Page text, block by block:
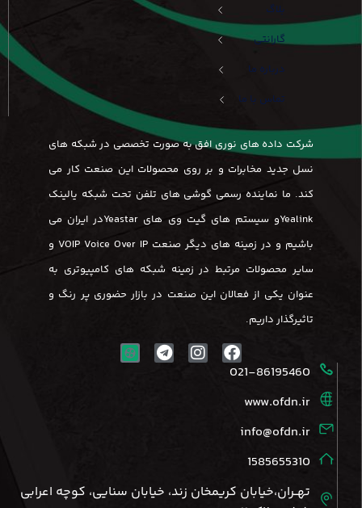
بلاگ
گارانتی
درباره ما
تماس با ما
شرکت داده های نوری افق به صورت تخصصی در شبکه های
نسل جدید مخابرات و بر روی محصولات این صنعت کار می
کند. ما نماینده رسمی گوشی های تلفن تحت شبکه یالینک
Yealinkو سیستم های گیت وی های Yeastarدر ایران می
باشیم و در زمینه های دیگر صنعت VOIP Voice Over IP و
سایر محصولات مرتبط در زمینه شبکه های کامپیوتری به
عنوان یکی از فعالان این صنعت در بازار حضوری پر رنگ و
تاثیرگذار داریم.
021-86195460
www.ofdn.ir
info@ofdn.ir
1585655310
تهــران،خیابان کریمخان زند، خیابان سنایی، کوچه اعرابی